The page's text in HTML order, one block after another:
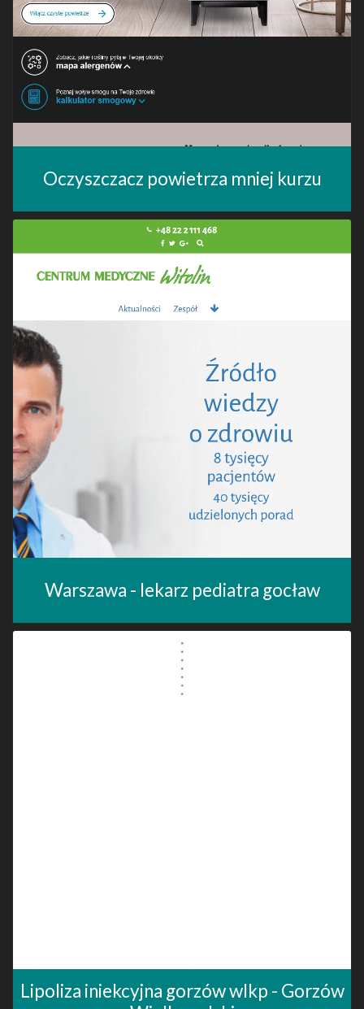
Oczyszczacz powietrza mniej kurzu
Warszawa - lekarz pediatra gocław
Lipoliza iniekcyjna gorzów wlkp - Gorzów